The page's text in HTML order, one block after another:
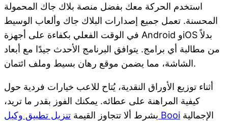
استخدم الحركة معك بفضل منصة بلاك جاك المحمولة
المحسنة. تعمل جميع إصدارات البلاك جاك وألعاب الوسيط
في الوقت الفعلي بكفاءة على أجهزة Android وiOS بدلاً
من مطالبة أي برامج. يتوافق البرنامج الأحدث جيدًا مع أبعاد
الشاشة، مما يضمن موقع رهان بسيط وملف ائتمان.
أثناء توزيع الأوراق النقدية، يُتاح للاعب خيارات فردية حول
كيفية المراهنة على عطائه. يمكنك الفوز بقدر ما تريد،
بشرط ألا تتجاوز القيمة تنزيل تطبيق وكيل Booi